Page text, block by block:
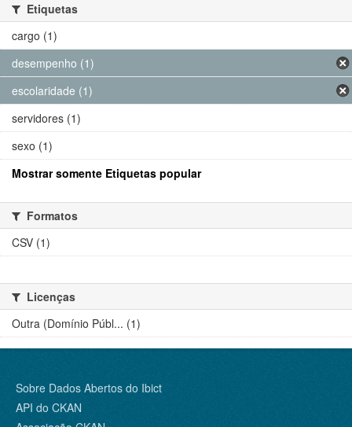
Etiquetas
cargo (1)
desempenho (1)
escolaridade (1)
servidores (1)
sexo (1)
Mostrar somente Etiquetas popular
Formatos
CSV (1)
Licenças
Outra (Domínio Públ... (1)
Sobre Dados Abertos do Ibict
API do CKAN